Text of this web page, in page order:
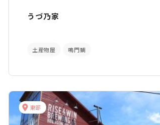
うづ乃家
土産物屋 鳴門鯛
東部